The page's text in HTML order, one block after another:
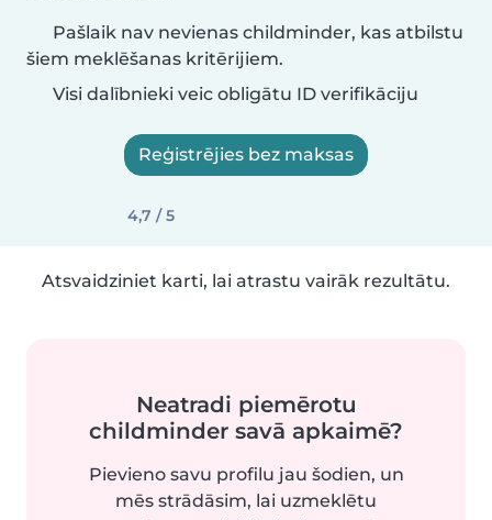
Pašlaik nav nevienas childminder, kas atbilstu
šiem meklēšanas kritērijiem.
Visi dalībnieki veic obligātu ID verifikāciju
Reģistrējies bez maksas
4,7 / 5
Atsvaidziniet karti, lai atrastu vairāk rezultātu.
Neatradi piemērotu
childminder savā apkaimē?
Pievieno savu profilu jau šodien, un
mēs strādāsim, lai uzmeklētu